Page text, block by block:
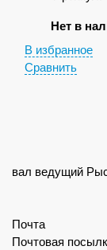
Нет в
В избранное
Сравнить
вал ведущий
Почта
Почтовая